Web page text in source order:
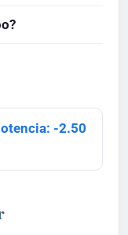
-2.50